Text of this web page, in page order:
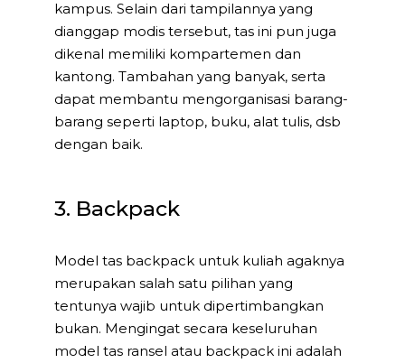
kampus. Selain dari tampilannya yang
dianggap modis tersebut, tas ini pun juga
dikenal memiliki kompartemen dan
kantong. Tambahan yang banyak, serta
dapat membantu mengorganisasi barang-
barang seperti laptop, buku, alat tulis, dsb
dengan baik.
3. Backpack
Model tas backpack untuk kuliah agaknya
merupakan salah satu pilihan yang
tentunya wajib untuk dipertimbangkan
bukan. Mengingat secara keseluruhan
model tas ransel atau backpack ini adalah